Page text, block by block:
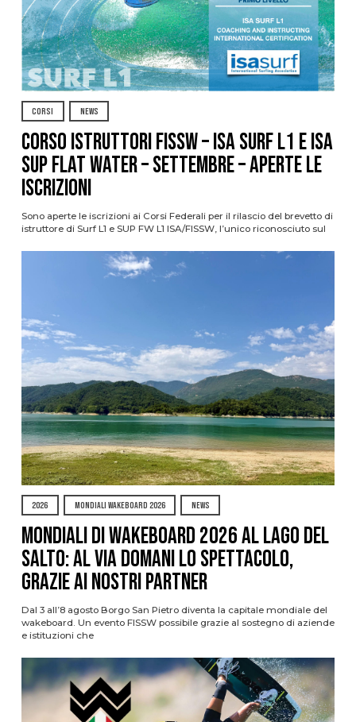
CORSI NEWS
CORSO ISTRUTTORI FISSW – ISA SURF L1 e ISA
SUP Flat Water – SETTEMBRE – APERTE LE
ISCRIZIONI
Sono aperte le iscrizioni ai Corsi Federali per il rilascio del brevetto di
istruttore di Surf L1 e SUP FW L1 ISA/FISSW, l’unico riconosciuto sul
2026 MONDIALI WAKEBOARD 2026 NEWS
Mondiali di Wakeboard 2026 al Lago del
Salto: al via domani lo spettacolo,
grazie ai nostri Partner
Dal 3 all’8 agosto Borgo San Pietro diventa la capitale mondiale del
wakeboard. Un evento FISSW possibile grazie al sostegno di aziende
e istituzioni che